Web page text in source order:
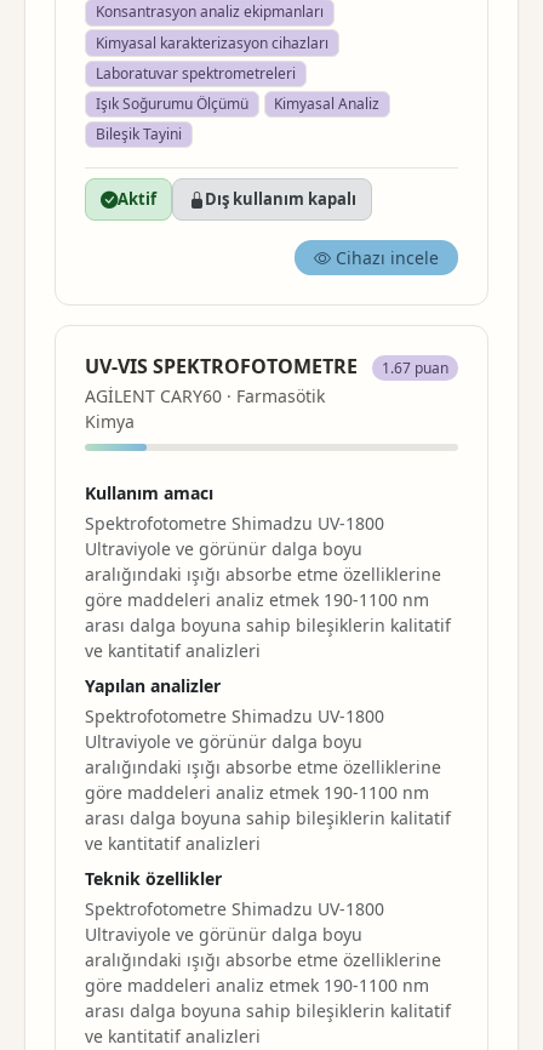
Konsantrasyon analiz ekipmanları
Kimyasal karakterizasyon cihazları
Laboratuvar spektrometreleri
Işık Soğurumu Ölçümü
Kimyasal Analiz
Bileşik Tayini
Aktif Dış kullanım kapalı
Cihazı incele
UV-VIS SPEKTROFOTOMETRE
AGİLENT CARY60 · Farmasötik
Kimya
1.67 puan
Kullanım amacı
Spektrofotometre Shimadzu UV-1800
Ultraviyole ve görünür dalga boyu
aralığındaki ışığı absorbe etme özelliklerine
göre maddeleri analiz etmek 190-1100 nm
arası dalga boyuna sahip bileşiklerin kalitatif
ve kantitatif analizleri
Yapılan analizler
Spektrofotometre Shimadzu UV-1800
Ultraviyole ve görünür dalga boyu
aralığındaki ışığı absorbe etme özelliklerine
göre maddeleri analiz etmek 190-1100 nm
arası dalga boyuna sahip bileşiklerin kalitatif
ve kantitatif analizleri
Teknik özellikler
Spektrofotometre Shimadzu UV-1800
Ultraviyole ve görünür dalga boyu
aralığındaki ışığı absorbe etme özelliklerine
göre maddeleri analiz etmek 190-1100 nm
arası dalga boyuna sahip bileşiklerin kalitatif
ve kantitatif analizleri